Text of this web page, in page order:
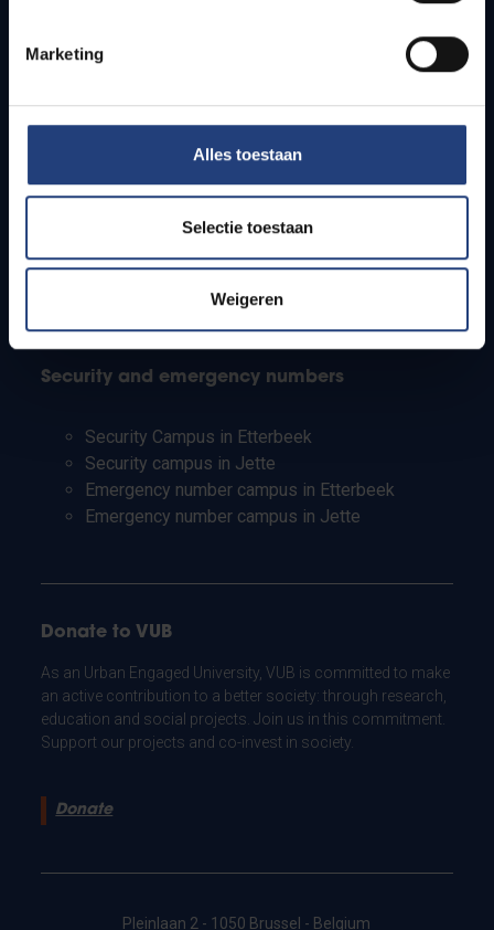
Marketing
Alles toestaan
Selectie toestaan
Weigeren
Students
PhD students
Teachers and secondary schools
Working students
Security and emergency numbers
Security Campus in Etterbeek
Security campus in Jette
Emergency number campus in Etterbeek
Emergency number campus in Jette
Donate to VUB
As an Urban Engaged University, VUB is committed to make
an active contribution to a better society: through research,
education and social projects. Join us in this commitment.
Support our projects and co-invest in society.
Donate
Pleinlaan 2 - 1050 Brussel - Belgium